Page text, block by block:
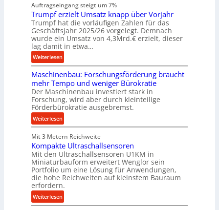
M
i
t
t
e
l
s
t
a
n
d
e
n
v
o
n
K
o
e
n
i
g
&
B
a
u
e
r
Auftragseingang steigt um 7%
Trumpf erzielt Umsatz knapp über Vorjahr
Trumpf hat die vorläufigen Zahlen für das
Geschäftsjahr 2025/26 vorgelegt. Demnach
wurde ein Umsatz von 4,3Mrd.€ erzielt, dieser
lag damit in etwa…
Weiterlesen:
T
r
u
m
p
f
e
z
i
e
t
U
m
s
Maschinenbau: Forschungsförderung braucht
mehr Tempo und weniger Bürokratie
Der Maschinenbau investiert stark in
Forschung, wird aber durch kleinteilige
Förderbürokratie ausgebremst.
Weiterlesen:
M
a
s
c
h
i
n
e
n
Mit 3 Metern Reichweite
Kompakte Ultraschallsensoren
Mit den Ultraschallsensoren U1KM in
Miniaturbauform erweitert Wenglor sein
Portfolio um eine Lösung für Anwendungen,
die hohe Reichweiten auf kleinstem Bauraum
erfordern.
Weiterlesen:
K